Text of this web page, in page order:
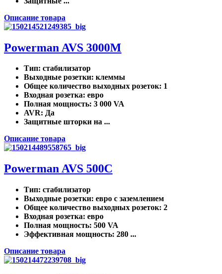
Описание товара
Powerman AVS 3000M
Тип: стабилизатор
Выходные розетки: клеммы
Общее количество выходных розеток: 1
Входная розетка: евро
Полная мощность: 3 000 VA
AVR: Да
Защитные шторки на ...
Описание товара
Powerman AVS 500C
Тип: стабилизатор
Выходные розетки: евро с заземлением
Общее количество выходных розеток: 2
Входная розетка: евро
Полная мощность: 500 VA
Эффективная мощность: 280 ...
Описание товара